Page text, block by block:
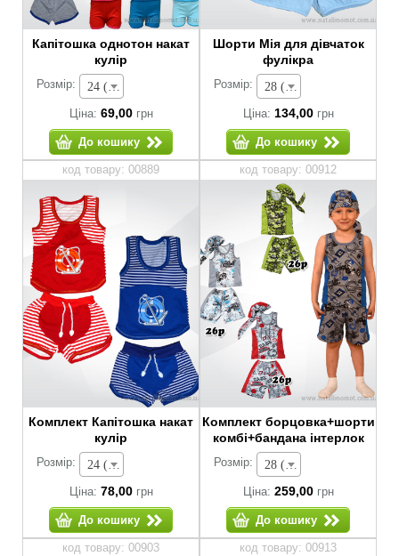
Капітошка однотон накат
кулір
Розмір:
24 (зріст 74-80 см) - 69,00 грн
Ціна: 69,00грн
До кошику
Шорти Мія для дівчаток
фулікра
Розмір:
28 (зріст 92-98 см) - 134,00 грн
Ціна: 134,00грн
До кошику
код товару: 00889
Комплект Капітошка накат
кулір
Розмір:
24 (зріст 74-80 см) - 78,00 грн
Ціна: 78,00грн
До кошику
код товару: 00912
Комплект борцовка+шорти
комбі+бандана інтерлок
Розмір:
28 (зріст 92-98 см) - 259,00 грн
Ціна: 259,00грн
До кошику
код товару: 00903 код товару: 00913